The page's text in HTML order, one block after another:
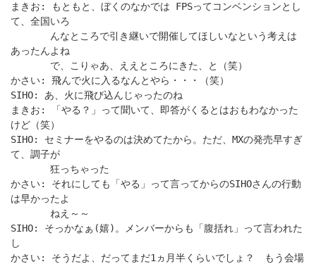
まきお: もともと、ぼくのなかでは FPSってコンベンションとし
て、全国いろ
んなところで引き継いで開催してほしいなという考えは
あったんよね
で、こりゃあ、ええところにきた、と（笑）
かさい: 飛んで火に入るなんとやら・・・（笑）
SIHO: あ、火に飛び込んじゃったのね
まきお: 「やる？」って聞いて、即答がくるとはおもわなかった
けど（笑）
SIHO: セミナーをやるのは決めてたから。ただ、MXの発売早すぎ
て、調子が
狂っちゃった
かさい: それにしても「やる」って言ってからのSIHOさんの行動
は早かったよ
ねえ～～
SIHO: そっかなぁ(嬉)。メンバーからも「腹括れ」って言われた
し
かさい: そうだよ、だってまだ1ヵ月半くらいでしょ？ もう会場